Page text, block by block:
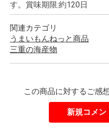
す。賞味期限:約120日
関連カテゴリ
うまいもんねっと商品
三重の海産物
この商品に対するご感
新規コメン